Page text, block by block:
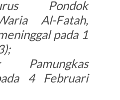
Pondok
Al-Fatah,
pada 1
4 Februari